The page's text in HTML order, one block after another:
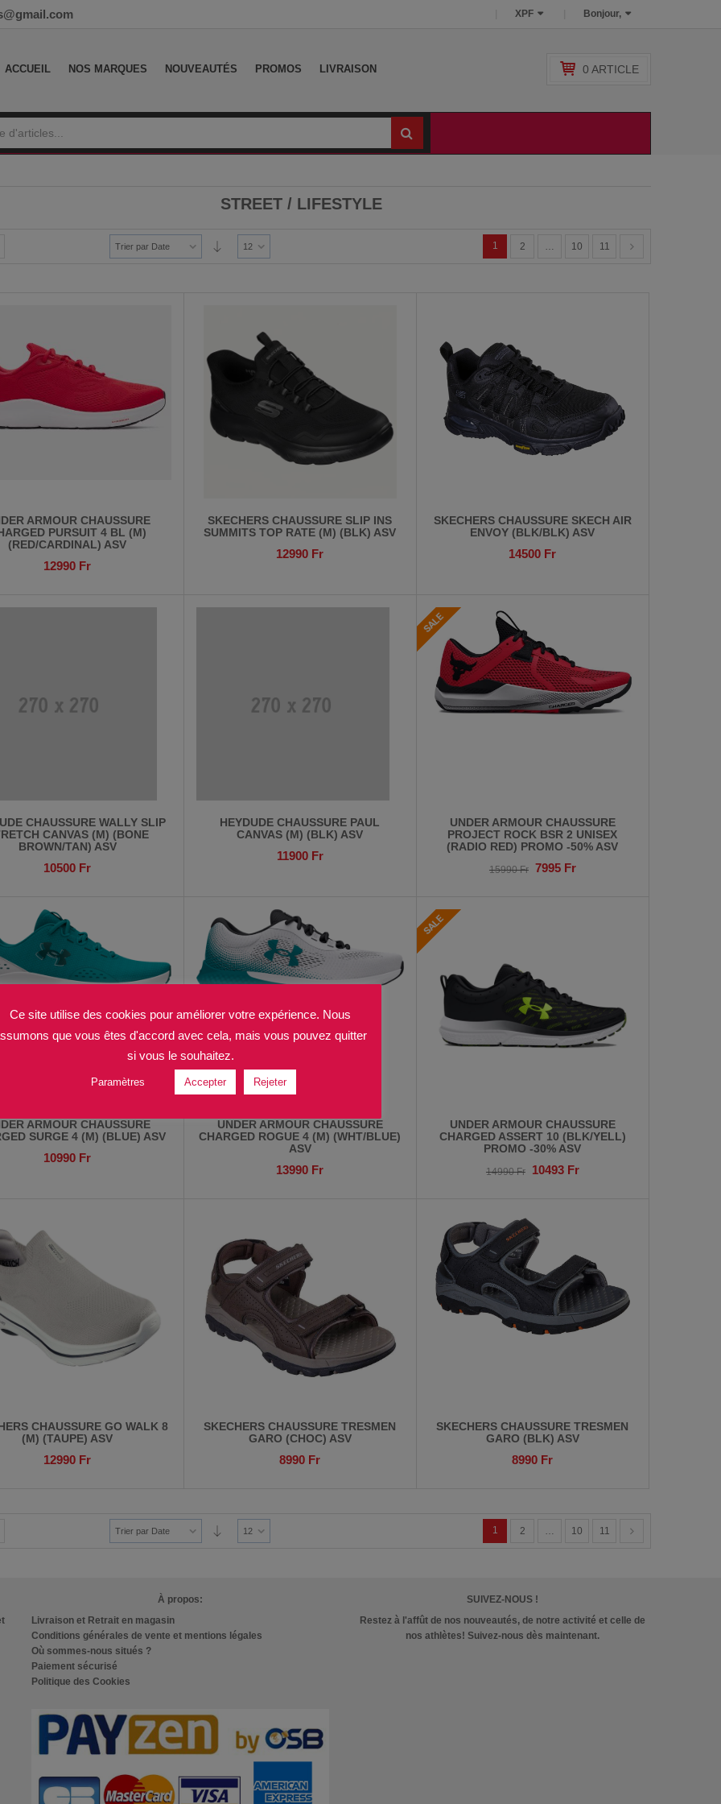
Bonjour,
XPF
ACCUEIL NOS MARQUES NOUVEAUTÉS PROMOS LIVRAISON 0 ARTICLE
STREET / LIFESTYLE
Trier par Date 12 1 2 … 10 11
ARMOUR CHAUSSURE
PURSUIT 4 BL (M)
(RED/CARDINAL) ASV
12990 Fr
SKECHERS CHAUSSURE SLIP INS
SUMMITS TOP RATE (M) (BLK) ASV
12990 Fr
SKECHERS CHAUSSURE SKECH AIR
ENVOY (BLK/BLK) ASV
14500 Fr
CHAUSSURE WALLY SLIP
CANVAS (M) (BONE
BROWN/TAN) ASV
10500 Fr
HEYDUDE CHAUSSURE PAUL
CANVAS (M) (BLK) ASV
11900 Fr
UNDER ARMOUR CHAUSSURE
PROJECT ROCK BSR 2 UNISEX
(RADIO RED) PROMO -50% ASV
15990Fr 7995 Fr
ARMOUR CHAUSSURE
SURGE 4 (M) (BLUE) ASV
10990 Fr
UNDER ARMOUR CHAUSSURE
CHARGED ROGUE 4 (M) (WHT/BLUE)
ASV
13990 Fr
UNDER ARMOUR CHAUSSURE
CHARGED ASSERT 10 (BLK/YELL)
PROMO -30% ASV
14990Fr 10493 Fr
CHAUSSURE GO WALK 8
(M) (TAUPE) ASV
12990 Fr
SKECHERS CHAUSSURE TRESMEN
GARO (CHOC) ASV
8990 Fr
SKECHERS CHAUSSURE TRESMEN
GARO (BLK) ASV
8990 Fr
Trier par Date 12 1 2 … 10 11
À propos:
Livraison et Retrait en magasin
Conditions générales de vente et mentions légales
Où sommes-nous situés ?
Paiement sécurisé
Politique des Cookies
SUIVEZ-NOUS !
Restez à l'affût de nos nouveautés, de notre activité et celle de
nos athlètes! Suivez-nous dès maintenant.
Ce site utilise des cookies pour améliorer votre expérience. Nous
que vous êtes d'accord avec cela, mais vous pouvez quitter
si vous le souhaitez.
Paramètres Accepter Rejeter